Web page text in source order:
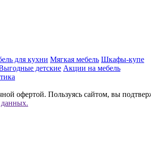
для кухни Мягкая мебель Шкафы-купе
детские Акции на мебель
офертой. Пользуясь сайтом, вы
данных.